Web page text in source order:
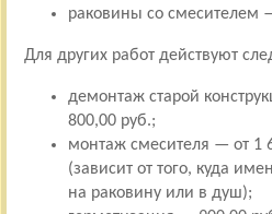
раковины со смесителем
Для других работ действуют
демонтаж старой
800,00 руб.;
монтаж смесителя — от 1
(зависит от того, куда
на раковину или в душ);